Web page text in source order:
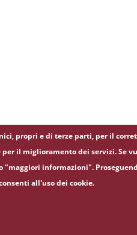
propri e di terze parti, per il
il miglioramento dei servizi. Se
"maggiori informazioni".
all'uso dei cookie.